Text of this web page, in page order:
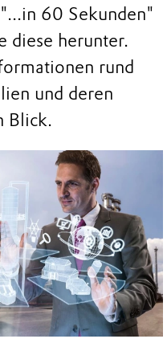
60 Sekunden"
diese herunter.
rund
und deren
Blick.